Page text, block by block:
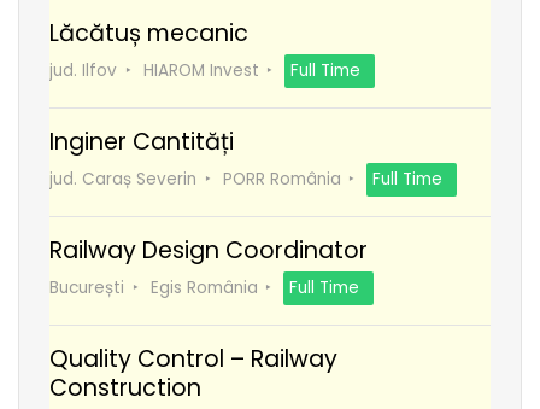
Lăcătuș mecanic
jud. Ilfov HIAROM Invest Full Time
Inginer Cantități
jud. Caraș Severin PORR România Full Time
Railway Design Coordinator
București Egis România Full Time
Quality Control – Railway
Construction